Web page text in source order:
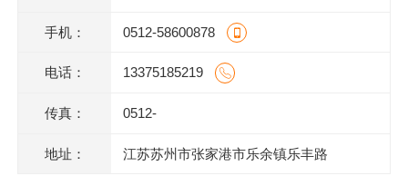
手机： 0512-58600878
电话： 13375185219
传真： 0512-
地址： 江苏苏州市张家港市乐余镇乐丰路